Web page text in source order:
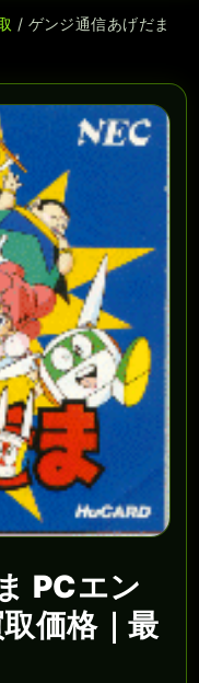
/ ゲンジ通信あげだま
PCエン
価格｜最